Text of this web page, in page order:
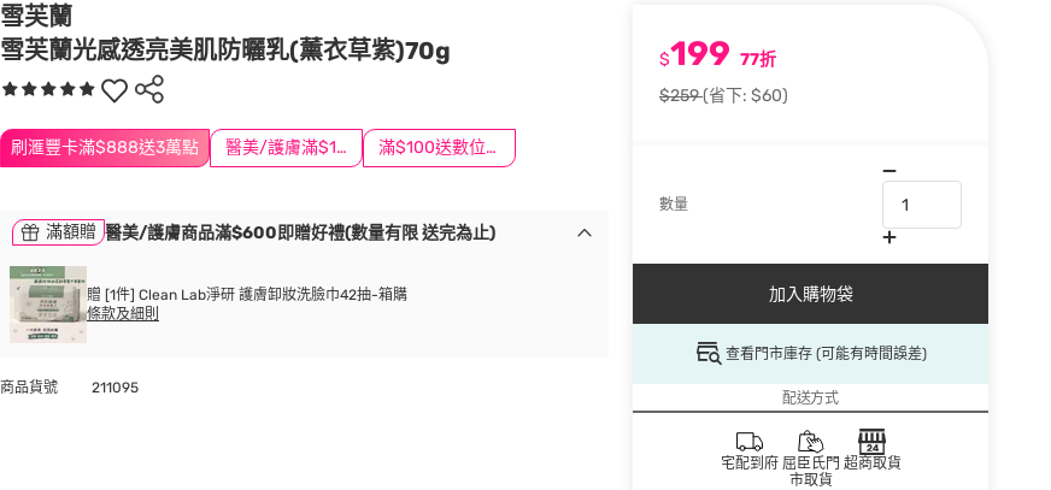
雪芙蘭
雪芙蘭光感透亮美肌防曬乳(薰衣草紫)70g
刷滙豐卡滿$888送3萬點 醫美/護膚滿$1200送$200 滿$100送數位印花
$199 77折
$259(省下: $60)
數量
加入購物袋
查看門市庫存 (可能有時間誤差)
配送方式
宅配到府 屈臣氏門
市取貨
超商取貨
滿額贈 醫美/護膚商品滿$600即贈好禮(數量有限 送完為止)
贈 [1件] Clean Lab淨研 護膚卸妝洗臉巾42抽-箱購
條款及細則
商品貨號 211095